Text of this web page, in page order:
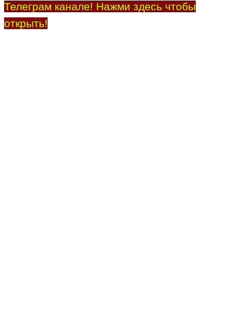
Телеграм канале! Нажми здесь чтобы
открыть!